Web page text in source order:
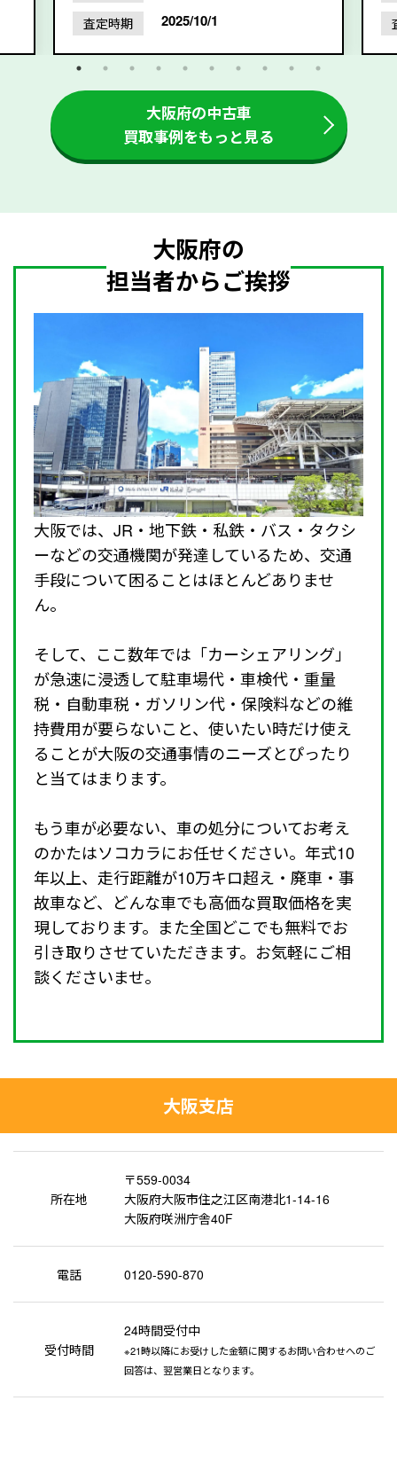
査定時期 2025/10/1
大阪府の中古車
買取事例をもっと見る
大阪府の
担当者からご挨拶
大阪では、JR・地下鉄・私鉄・バス・タクシ
ーなどの交通機関が発達しているため、交通
手段について困ることはほとんどありませ
ん。
そして、ここ数年では「カーシェアリング」
が急速に浸透して駐車場代・車検代・重量
税・自動車税・ガソリン代・保険料などの維
持費用が要らないこと、使いたい時だけ使え
ることが大阪の交通事情のニーズとぴったり
と当てはまります。
もう車が必要ない、車の処分についてお考え
のかたはソコカラにお任せください。年式10
年以上、走行距離が10万キロ超え・廃車・事
故車など、どんな車でも高価な買取価格を実
現しております。また全国どこでも無料でお
引き取りさせていただきます。お気軽にご相
談くださいませ。
大阪支店
所在地
〒559-0034
大阪府大阪市住之江区南港北1-14-16
大阪府咲洲庁舎40F
電話 0120-590-870
受付時間
24時間受付中
※21時以降にお受けした金額に関するお問い合わせへのご
回答は、翌営業日となります。